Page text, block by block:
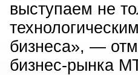
выступаем не
бизнеса», —
бизнес-рынка